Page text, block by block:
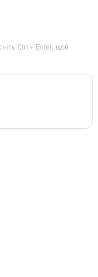
Ctrl + Enter, щоб